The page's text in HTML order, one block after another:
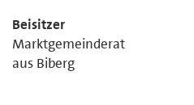
Beisitzer
Marktgemeinderat
aus Biberg